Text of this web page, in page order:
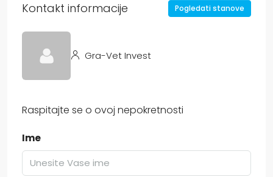
Kontakt informacije Pogledati stanove
Gra-Vet Invest
Raspitajte se o ovoj nepokretnosti
Ime